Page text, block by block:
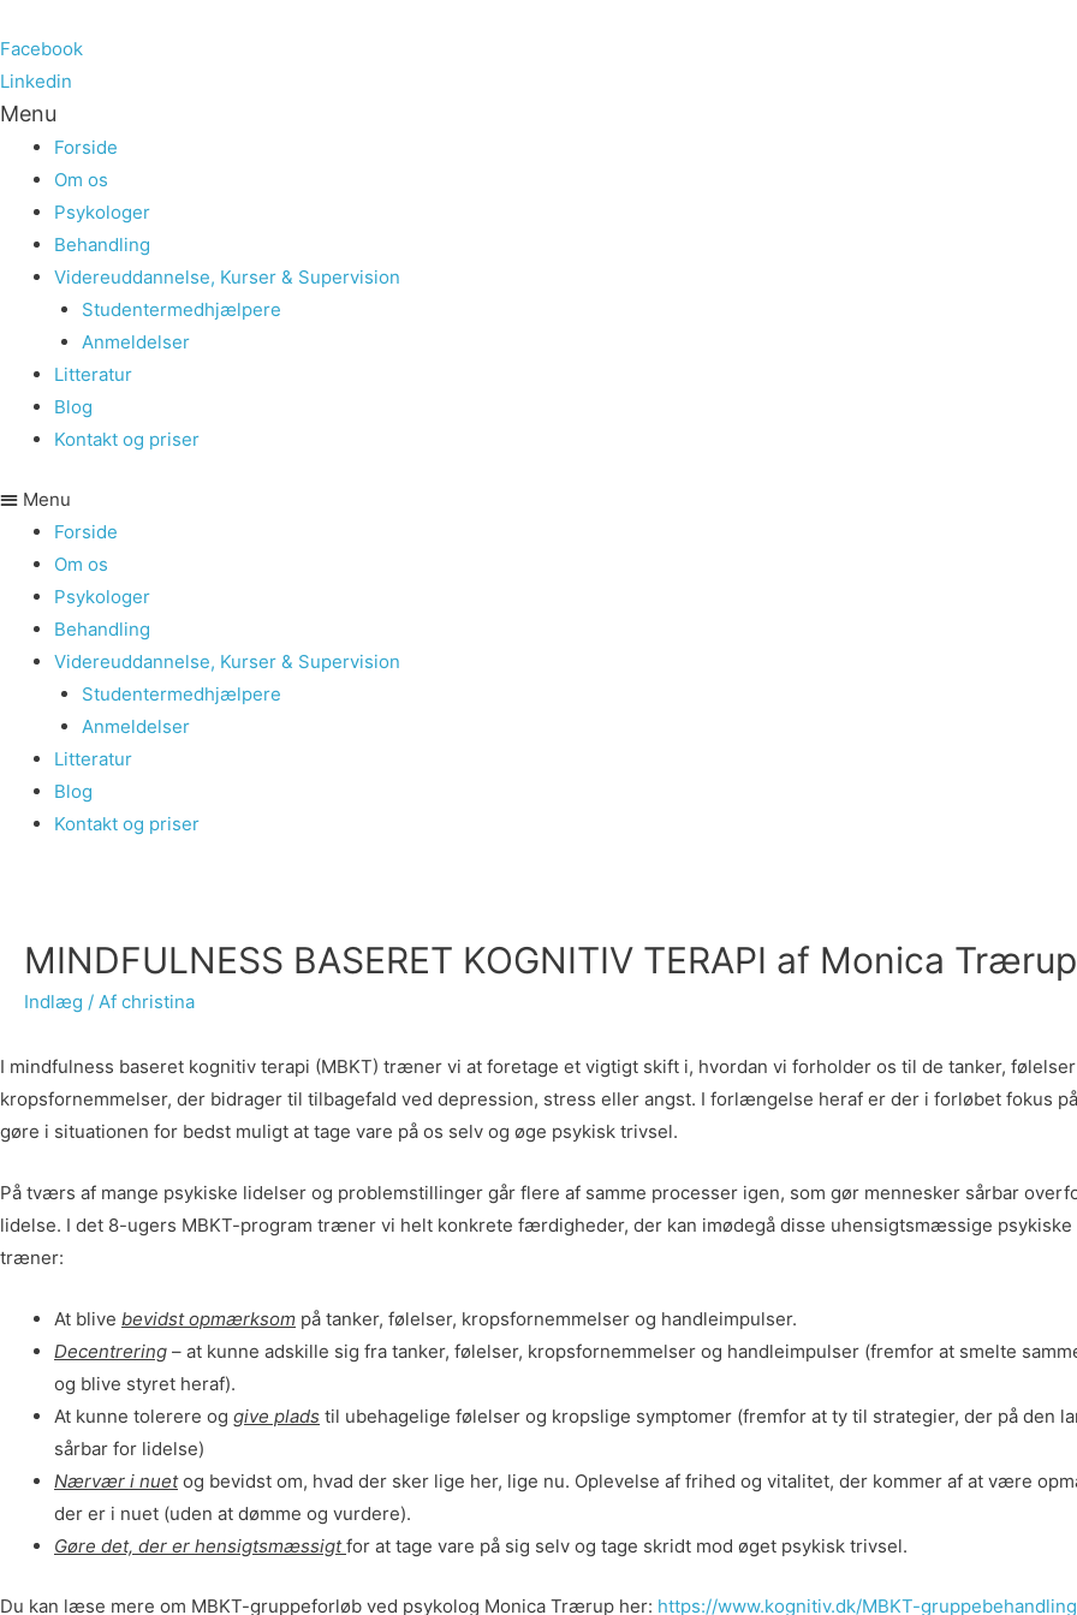
Facebook
Linkedin
Menu
Forside
Om os
Psykologer
Behandling
Videreuddannelse, Kurser & Supervision
Studentermedhjælpere
Anmeldelser
Litteratur
Blog
Kontakt og priser
Menu
Forside
Om os
Psykologer
Behandling
Videreuddannelse, Kurser & Supervision
Studentermedhjælpere
Anmeldelser
Litteratur
Blog
Kontakt og priser
MINDFULNESS BASERET KOGNITIV TERAPI af Monica Trærup
Indlæg / Af christina
I mindfulness baseret kognitiv terapi (MBKT) træner vi at foretage et vigtigt skift i, hvordan vi forholder os til de tanker,
kropsfornemmelser, der bidrager til tilbagefald ved depression, stress eller angst. I forlængelse heraf er der i forløbet fokus
gøre i situationen for bedst muligt at tage vare på os selv og øge psykisk trivsel.
På tværs af mange psykiske lidelser og problemstillinger går flere af samme processer igen, som gør mennesker sårbar
lidelse. I det 8-ugers MBKT-program træner vi helt konkrete færdigheder, der kan imødegå disse uhensigtsmæssige psykiske
træner:
At blive bevidst opmærksom på tanker, følelser, kropsfornemmelser og handleimpulser.
Decentrering – at kunne adskille sig fra tanker, følelser, kropsfornemmelser og handleimpulser (fremfor at smelte
og blive styret heraf).
At kunne tolerere og give plads til ubehagelige følelser og kropslige symptomer (fremfor at ty til strategier, der på den
sårbar for lidelse)
Nærvær i nuetog bevidst om, hvad der sker lige her, lige nu. Oplevelse af frihed og vitalitet, der kommer af at være
der er i nuet (uden at dømme og vurdere).
Gøre det, der er hensigtsmæssigtfor at tage vare på sig selv og tage skridt mod øget psykisk trivsel.
Du kan læse mere om MBKT-gruppeforløb ved psykolog Monica Trærup her: https://www.kognitiv.dk/MBKT-gruppebehandling